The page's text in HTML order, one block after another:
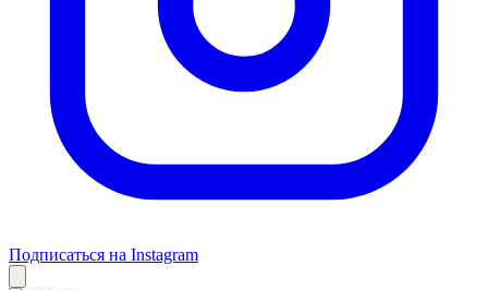
Подписаться на Instagram